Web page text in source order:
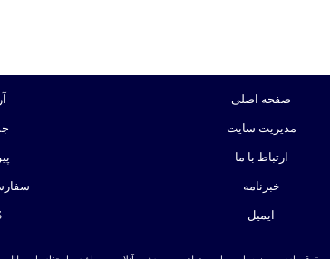
صفحه اصلی
مدیریت سایت
ارتباط با ما
خبرنامه
ایمیل